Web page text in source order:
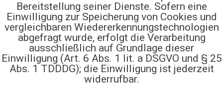
Bereitstellung seiner Dienste. Sofern eine
Einwilligung zur Speicherung von Cookies und
vergleichbaren Wiedererkennungstechnologien
abgefragt wurde, erfolgt die Verarbeitung
ausschließlich auf Grundlage dieser
Einwilligung (Art. 6 Abs. 1 lit. a DSGVO und § 25
Abs. 1 TDDDG); die Einwilligung ist jederzeit
widerrufbar.